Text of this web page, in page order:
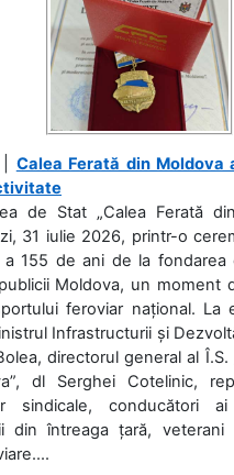
Calea Ferată din Moldova
de Stat „Calea Ferată
31 iulie 2026, printr-o
a 155 de ani de la fondarea
Moldova, un moment
feroviar național. La
Infrastructurii și
directorul general al Î.S.
dl Serghei Cotelinic,
sindicale, conducători ai
din întreaga țară, veterani